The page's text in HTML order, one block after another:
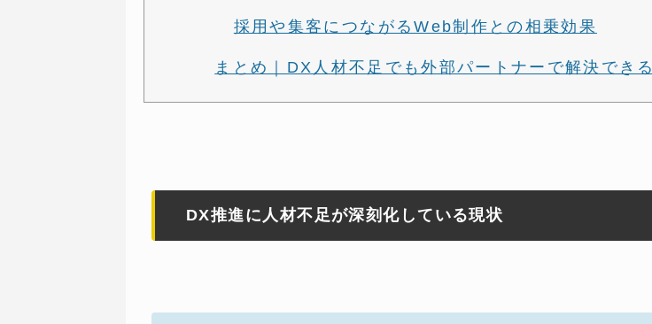
採用や集客につながるWeb制作との相乗効果
まとめ｜DX人材不足でも外部パートナーで解決できる
DX推進に人材不足が深刻化している現状